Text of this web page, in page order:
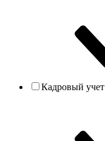
Кадровый учет